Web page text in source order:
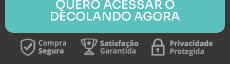
QUERO ACESSAR O
DECOLANDO AGORA